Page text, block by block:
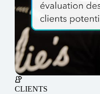
CLIENTS